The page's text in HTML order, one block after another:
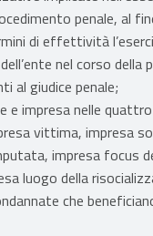
penale, al
di effettività
nel corso della
al giudice penale;
e impresa nelle
vittima, impresa
impresa focus
luogo della
che